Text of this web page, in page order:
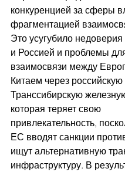
конкуренцией за сферы
фрагментацией
Это усугубило
и Россией и проблемы
взаимосвязи между
Китаем через российскую
Транссибирскую
которая теряет свою
привлекательность,
ЕС вводят санкции
ищут альтернативную
инфраструктуру. В